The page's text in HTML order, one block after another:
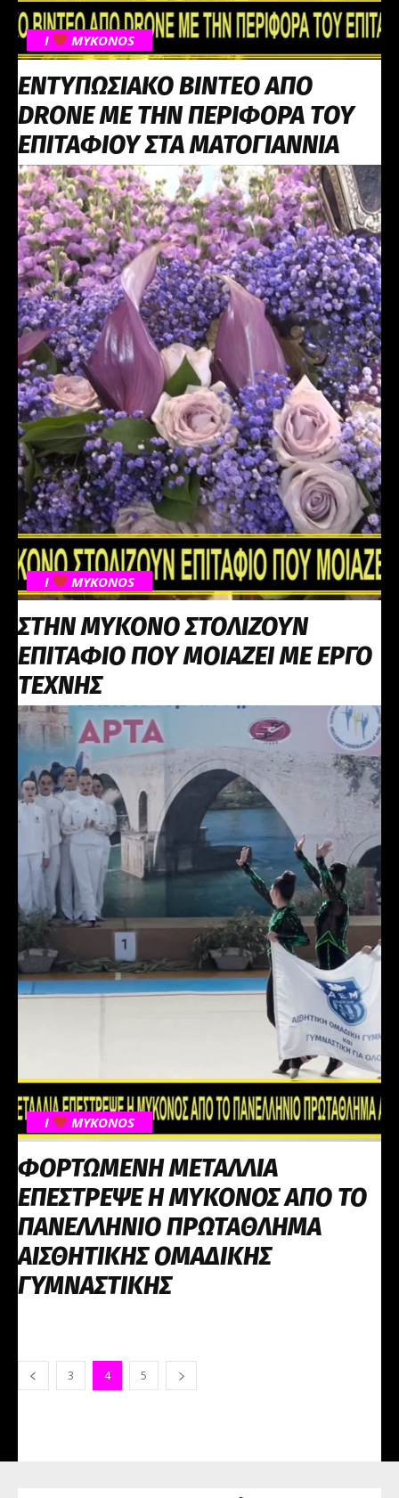
I MYKONOS
ΕΝΤΥΠΩΣΙΑΚΟ ΒΙΝΤΕΟ ΑΠΟ
DRONE ΜΕ ΤΗΝ ΠΕΡΙΦΟΡΑ ΤOY
EΠΙΤΑΦΙΟΥ ΣΤΑ ΜΑΤΟΓΙΑΝΝΙΑ
I MYKONOS
ΣΤΗΝ ΜΥΚΟΝΟ ΣΤΟΛΙΖΟΥΝ
ΕΠΙΤΑΦΙΟ ΠΟΥ ΜΟΙΑΖΕΙ ΜΕ ΕΡΓΟ
ΤΕΧΝΗΣ
I MYKONOS
ΦΟΡΤΩΜΕΝΗ ΜΕΤΑΛΛΙΑ
ΕΠΕΣΤΡΕΨΕ Η ΜΥΚΟΝΟΣ ΑΠΟ ΤΟ
ΠΑΝΕΛΛΗΝΙΟ ΠΡΩΤΑΘΛΗΜΑ
ΑΙΣΘΗΤΙΚΗΣ ΟΜΑΔΙΚΗΣ
ΓΥΜΝΑΣΤΙΚΗΣ
3 4 5